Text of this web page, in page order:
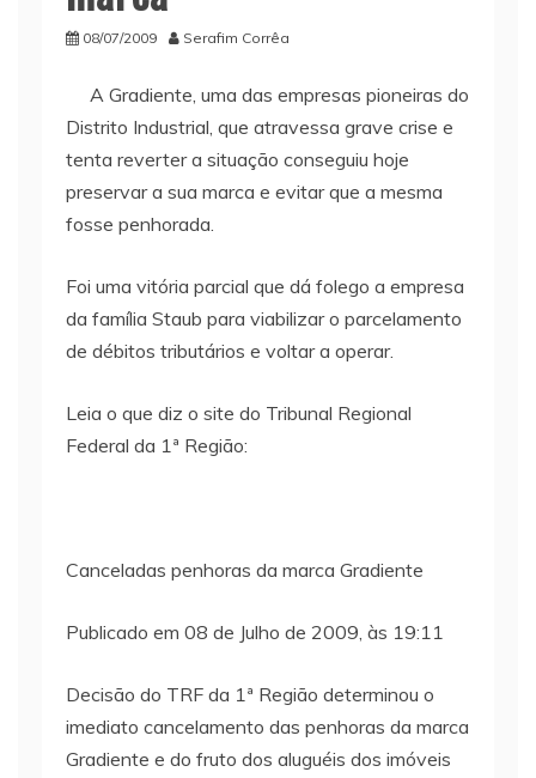
08/07/2009 Serafim Corrêa
A Gradiente, uma das empresas pioneiras do
Distrito Industrial, que atravessa grave crise e
tenta reverter a situação conseguiu hoje
preservar a sua marca e evitar que a mesma
fosse penhorada.
Foi uma vitória parcial que dá folego a empresa
da família Staub para viabilizar o parcelamento
de débitos tributários e voltar a operar.
Leia o que diz o site do Tribunal Regional
Federal da 1ª Região:
Canceladas penhoras da marca Gradiente
Publicado em 08 de Julho de 2009, às 19:11
Decisão do TRF da 1ª Região determinou o
imediato cancelamento das penhoras da marca
Gradiente e do fruto dos aluguéis dos imóveis